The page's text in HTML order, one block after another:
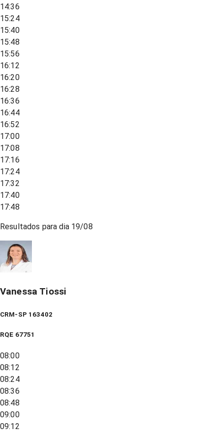
14:36
15:24
15:40
15:48
15:56
16:12
16:20
16:28
16:36
16:44
16:52
17:00
17:08
17:16
17:24
17:32
17:40
17:48
Resultados para dia 19/08
Vanessa Tiossi
CRM-SP 163402
RQE 67751
08:00
08:12
08:24
08:36
08:48
09:00
09:12